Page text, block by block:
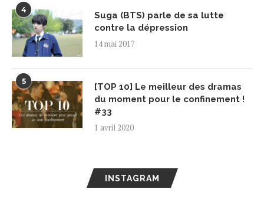
4
Suga (BTS) parle de sa lutte
contre la dépression
14 mai 2017
5
[TOP 10] Le meilleur des dramas
du moment pour le confinement !
#33
1 avril 2020
INSTAGRAM